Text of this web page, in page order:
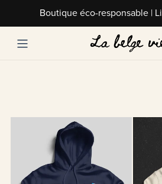
Boutique éco-responsable |